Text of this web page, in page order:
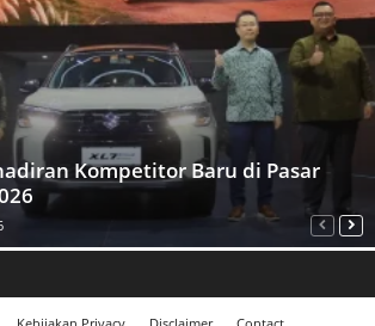
Kompetitor Baru di Pasar